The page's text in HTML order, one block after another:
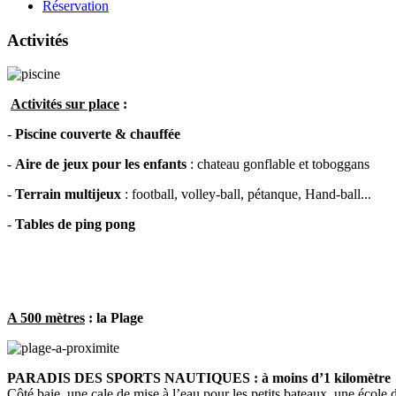
Réservation
Activités
Activités sur place :
- Piscine couverte & chauffée
- Aire de jeux pour les enfants : chateau gonflable et toboggans
- Terrain multijeux : football, volley-ball, pétanque, Hand-ball...
- Tables de ping pong
A 500 mètres : la Plage
PARADIS DES SPORTS NAUTIQUES : à moins d’1 kilomètre